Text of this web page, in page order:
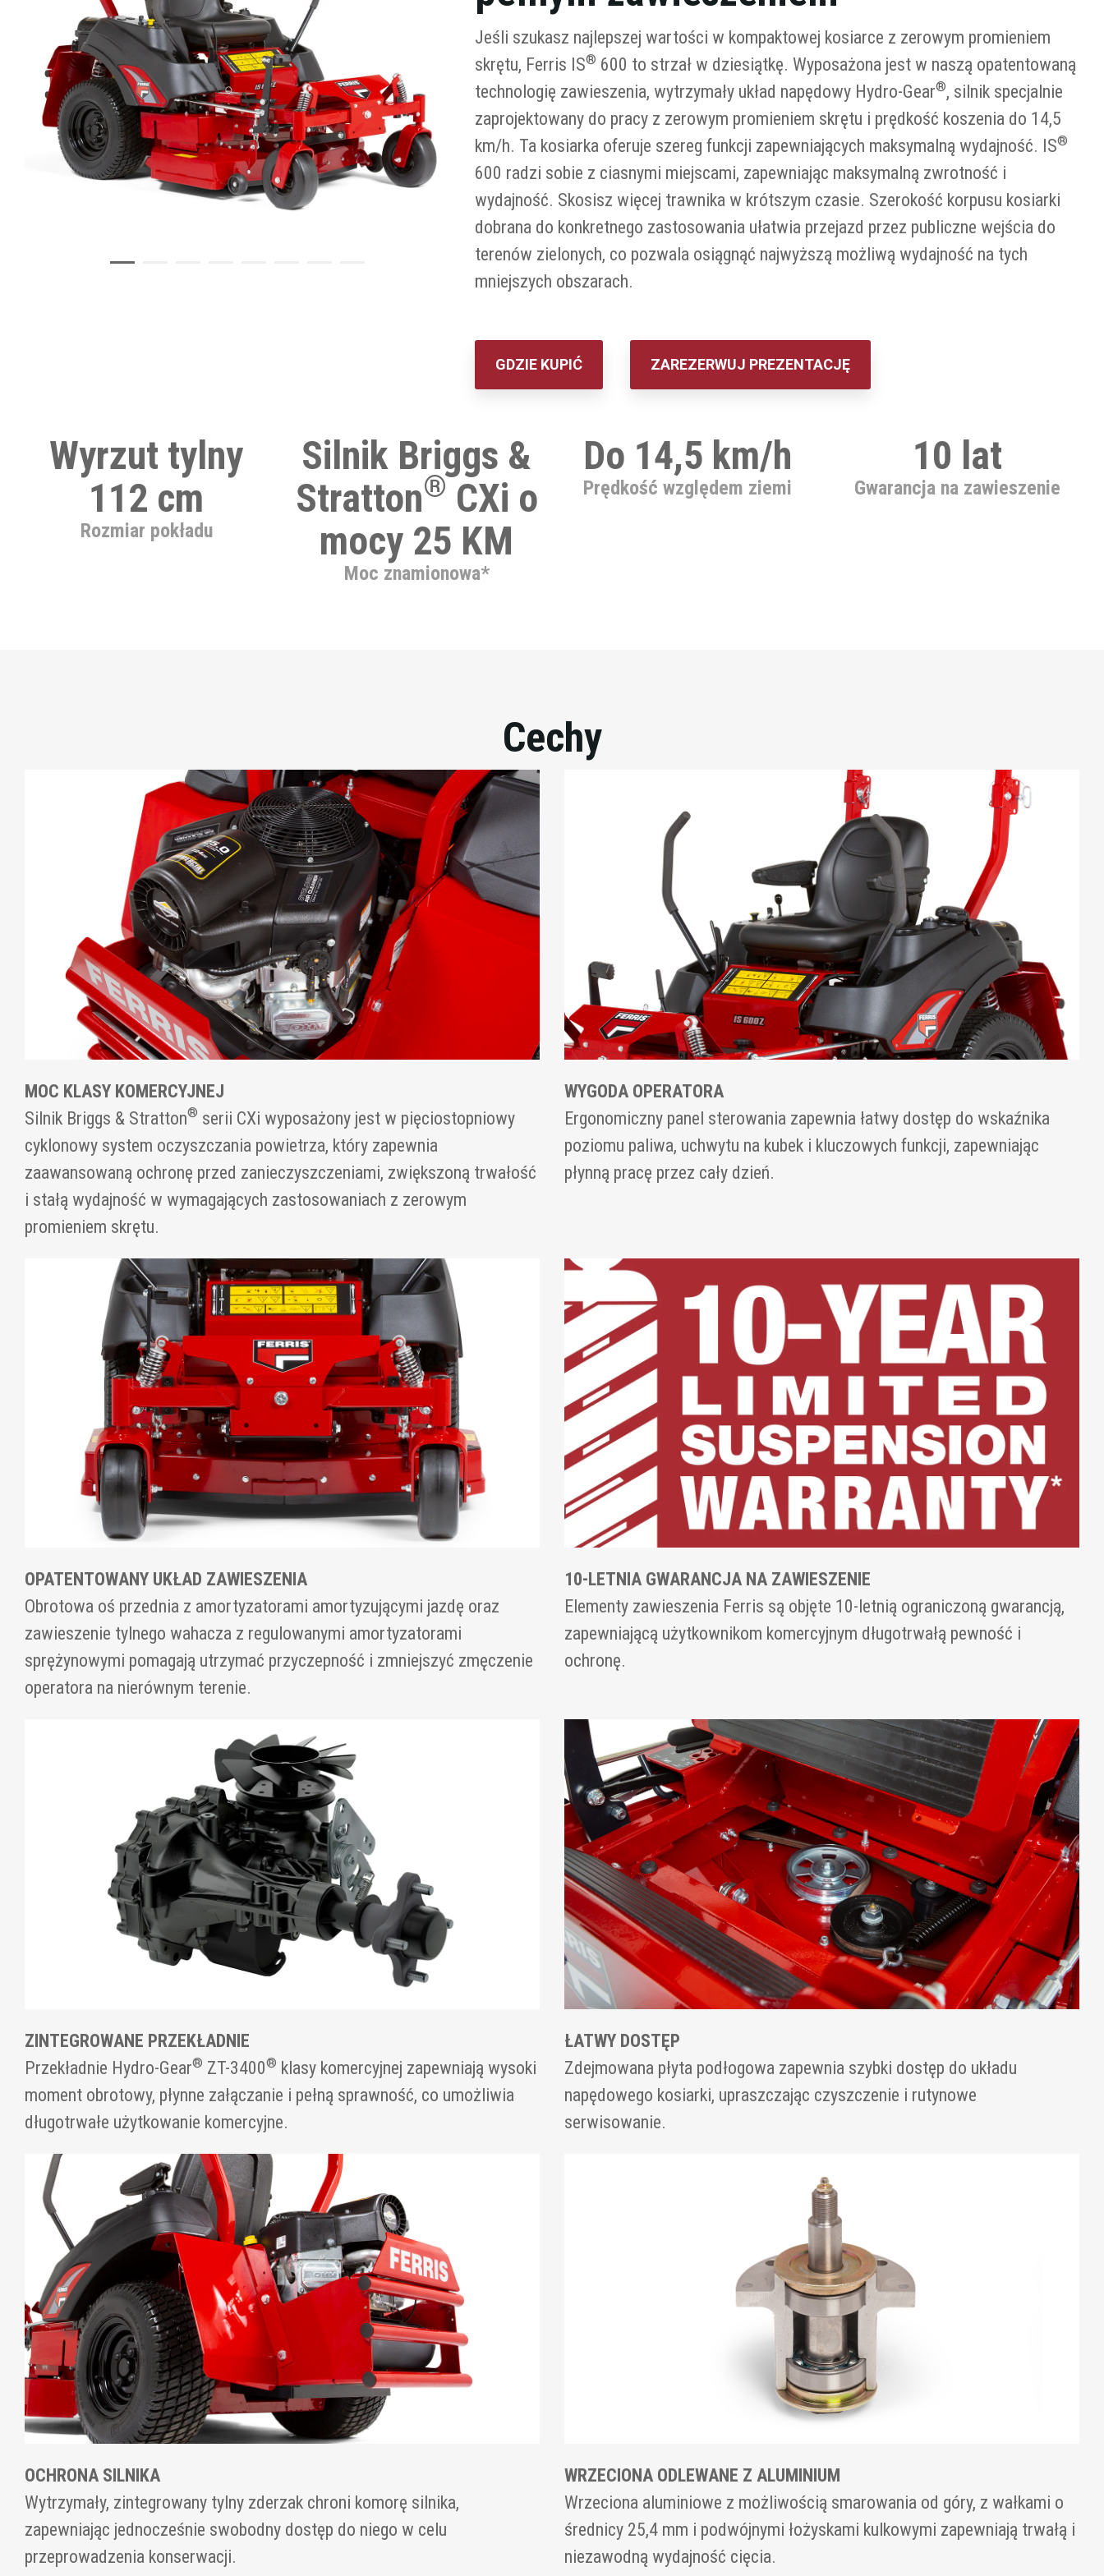
Jeśli szukasz najlepszej wartości w kompaktowej kosiarce z zerowym promieniem
skrętu, Ferris IS® 600 to strzał w dziesiątkę. Wyposażona jest w naszą opatentowaną
technologię zawieszenia, wytrzymały układ napędowy Hydro-Gear®, silnik specjalnie
zaprojektowany do pracy z zerowym promieniem skrętu i prędkość koszenia do 14,5
km/h. Ta kosiarka oferuje szereg funkcji zapewniających maksymalną wydajność. IS®
600 radzi sobie z ciasnymi miejscami, zapewniając maksymalną zwrotność i
wydajność. Skosisz więcej trawnika w krótszym czasie. Szerokość korpusu kosiarki
dobrana do konkretnego zastosowania ułatwia przejazd przez publiczne wejścia do
terenów zielonych, co pozwala osiągnąć najwyższą możliwą wydajność na tych
mniejszych obszarach.
GDZIE KUPIĆ ZAREZERWUJ PREZENTACJĘ
Rozmiar pokładu
Wyrzut tylny
112 cm
Moc znamionowa*
Silnik Briggs &
Stratton® CXi o
mocy 25 KM
Prędkość względem ziemi
Do 14,5 km/h
Gwarancja na zawieszenie
10 lat
Cechy
MOC KLASY KOMERCYJNEJ
Silnik Briggs & Stratton® serii CXi wyposażony jest w pięciostopniowy
cyklonowy system oczyszczania powietrza, który zapewnia
zaawansowaną ochronę przed zanieczyszczeniami, zwiększoną trwałość
i stałą wydajność w wymagających zastosowaniach z zerowym
promieniem skrętu.
WYGODA OPERATORA
Ergonomiczny panel sterowania zapewnia łatwy dostęp do wskaźnika
poziomu paliwa, uchwytu na kubek i kluczowych funkcji, zapewniając
płynną pracę przez cały dzień.
OPATENTOWANY UKŁAD ZAWIESZENIA
Obrotowa oś przednia z amortyzatorami amortyzującymi jazdę oraz
zawieszenie tylnego wahacza z regulowanymi amortyzatorami
sprężynowymi pomagają utrzymać przyczepność i zmniejszyć zmęczenie
operatora na nierównym terenie.
10-LETNIA GWARANCJA NA ZAWIESZENIE
Elementy zawieszenia Ferris są objęte 10-letnią ograniczoną gwarancją,
zapewniającą użytkownikom komercyjnym długotrwałą pewność i
ochronę.
ZINTEGROWANE PRZEKŁADNIE
Przekładnie Hydro-Gear® ZT-3400® klasy komercyjnej zapewniają wysoki
moment obrotowy, płynne załączanie i pełną sprawność, co umożliwia
długotrwałe użytkowanie komercyjne.
ŁATWY DOSTĘP
Zdejmowana płyta podłogowa zapewnia szybki dostęp do układu
napędowego kosiarki, upraszczając czyszczenie i rutynowe
serwisowanie.
OCHRONA SILNIKA
Wytrzymały, zintegrowany tylny zderzak chroni komorę silnika,
zapewniając jednocześnie swobodny dostęp do niego w celu
przeprowadzenia konserwacji.
WRZECIONA ODLEWANE Z ALUMINIUM
Wrzeciona aluminiowe z możliwością smarowania od góry, z wałkami o
średnicy 25,4 mm i podwójnymi łożyskami kulkowymi zapewniają trwałą i
niezawodną wydajność cięcia.